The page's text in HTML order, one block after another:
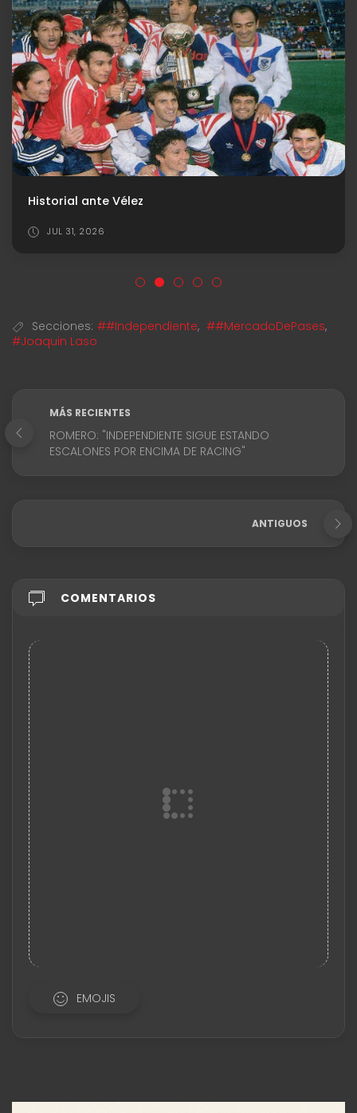
Historial ante Vélez
JUL 31, 2026
Secciones: ##Independiente, ##MercadoDePases,
#Joaquin Laso
MÁS RECIENTES
ROMERO: "INDEPENDIENTE SIGUE ESTANDO
ESCALONES POR ENCIMA DE RACING"
ANTIGUOS
COMENTARIOS
EMOJIS